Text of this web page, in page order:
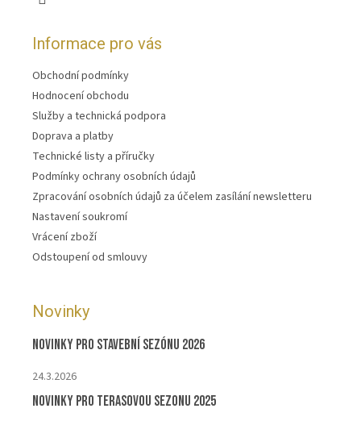
Informace pro vás
Obchodní podmínky
Hodnocení obchodu
Služby a technická podpora
Doprava a platby
Technické listy a příručky
Podmínky ochrany osobních údajů
Zpracování osobních údajů za účelem zasílání newsletteru
Nastavení soukromí
Vrácení zboží
Odstoupení od smlouvy
Novinky
Novinky pro stavební sezónu 2026
24.3.2026
Novinky pro terasovou sezonu 2025